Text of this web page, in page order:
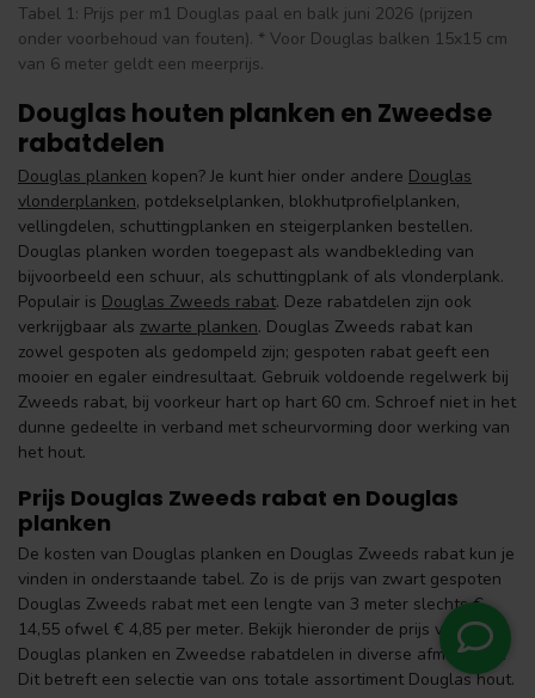
Tabel 1: Prijs per m1 Douglas paal en balk juni 2026 (prijzen
onder voorbehoud van fouten). * Voor Douglas balken 15x15 cm
van 6 meter geldt een meerprijs.
Douglas houten planken en Zweedse
rabatdelen
Douglas planken kopen? Je kunt hier onder andere Douglas
vlonderplanken, potdekselplanken, blokhutprofielplanken,
vellingdelen, schuttingplanken en steigerplanken bestellen.
Douglas planken worden toegepast als wandbekleding van
bijvoorbeeld een schuur, als schuttingplank of als vlonderplank.
Populair is Douglas Zweeds rabat. Deze rabatdelen zijn ook
verkrijgbaar als zwarte planken. Douglas Zweeds rabat kan
zowel gespoten als gedompeld zijn; gespoten rabat geeft een
mooier en egaler eindresultaat. Gebruik voldoende regelwerk bij
Zweeds rabat, bij voorkeur hart op hart 60 cm. Schroef niet in het
dunne gedeelte in verband met scheurvorming door werking van
het hout.
Prijs Douglas Zweeds rabat en Douglas
planken
De kosten van Douglas planken en Douglas Zweeds rabat kun je
vinden in onderstaande tabel. Zo is de prijs van zwart gespoten
Douglas Zweeds rabat met een lengte van 3 meter slechts €
14,55 ofwel € 4,85 per meter. Bekijk hieronder de prijs van
Douglas planken en Zweedse rabatdelen in diverse afmetingen.
Dit betreft een selectie van ons totale assortiment Douglas hout.